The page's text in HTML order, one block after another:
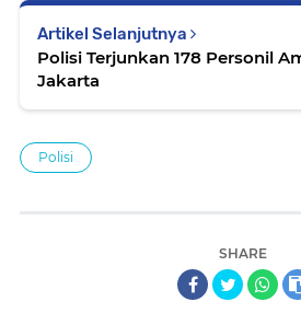
Artikel Selanjutnya
Polisi Terjunkan 178 Personil
Jakarta
Polisi
SHARE